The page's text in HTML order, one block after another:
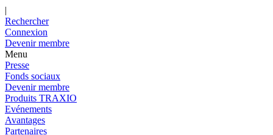
|
Rechercher
Connexion
Devenir membre
Menu
Presse
Fonds sociaux
Devenir membre
Produits TRAXIO
Evénements
Avantages
Partenaires